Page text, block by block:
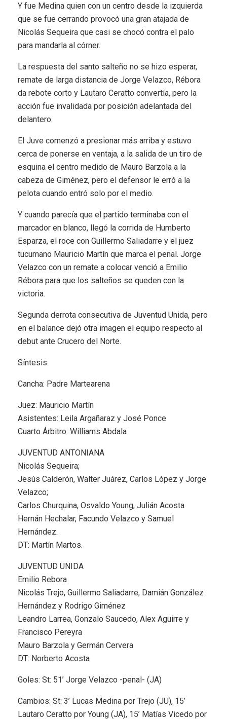
Y fue Medina quien con un centro desde la izquierda
que se fue cerrando provocó una gran atajada de
Nicolás Sequeira que casi se chocó contra el palo
para mandarla al córner.
La respuesta del santo salteño no se hizo esperar,
remate de larga distancia de Jorge Velazco, Rébora
da rebote corto y Lautaro Ceratto convertía, pero la
acción fue invalidada por posición adelantada del
delantero.
El Juve comenzó a presionar más arriba y estuvo
cerca de ponerse en ventaja, a la salida de un tiro de
esquina el centro medido de Mauro Barzola a la
cabeza de Giménez, pero el defensor le erró a la
pelota cuando entró solo por el medio.
Y cuando parecía que el partido terminaba con el
marcador en blanco, llegó la corrida de Humberto
Esparza, el roce con Guillermo Saliadarre y el juez
tucumano Mauricio Martín que marca el penal. Jorge
Velazco con un remate a colocar venció a Emilio
Rébora para que los salteños se queden con la
victoria.
Segunda derrota consecutiva de Juventud Unida, pero
en el balance dejó otra imagen el equipo respecto al
debut ante Crucero del Norte.
Síntesis:
Cancha: Padre Martearena
Juez: Mauricio Martín
Asistentes: Leila Argañaraz y José Ponce
Cuarto Árbitro: Williams Abdala
JUVENTUD ANTONIANA
Nicolás Sequeira;
Jesús Calderón, Walter Juárez, Carlos López y Jorge
Velazco;
Carlos Churquina, Osvaldo Young, Julián Acosta
Hernán Hechalar, Facundo Velazco y Samuel
Hernández.
DT: Martín Martos.
JUVENTUD UNIDA
Emilio Rebora
Nicolás Trejo, Guillermo Saliadarre, Damián González
Hernández y Rodrigo Giménez
Leandro Larrea, Gonzalo Saucedo, Alex Aguirre y
Francisco Pereyra
Mauro Barzola y Germán Cervera
DT: Norberto Acosta
Goles: St: 51’ Jorge Velazco -penal- (JA)
Cambios: St: 3’ Lucas Medina por Trejo (JU), 15’
Lautaro Ceratto por Young (JA), 15’ Matías Vicedo por